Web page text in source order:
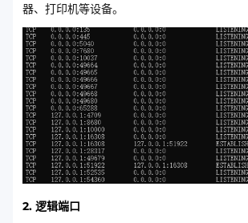
器、打印机等设备。
2. 逻辑端口